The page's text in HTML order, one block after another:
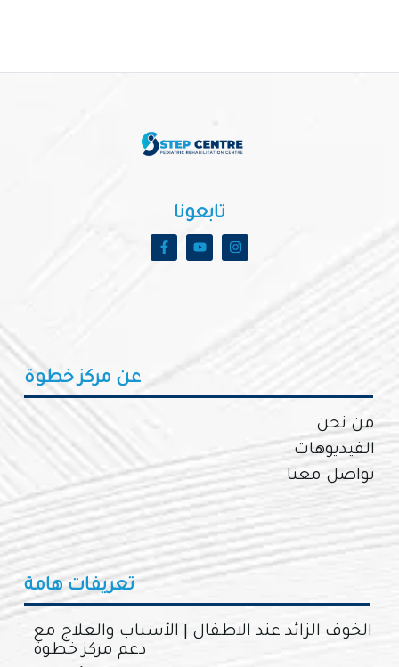
تابعونا
عن مركز خطوة
من نحن
الفيديوهات
تواصل معنا
تعريفات هامة
الخوف الزائد عند الاطفال | الأسباب والعلاج مع
دعم مركز خطوة